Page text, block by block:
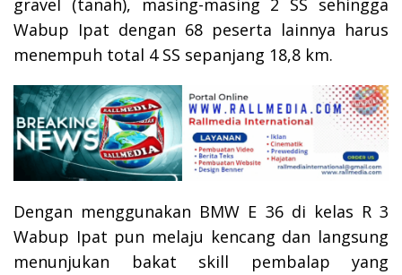
Wabup Ipat dengan 68 peserta lainnya harus
menempuh total 4 SS sepanjang 18,8 km.
Dengan menggunakan BMW E 36 di kelas R 3
Wabup Ipat pun melaju kencang dan langsung
menunjukan bakat skill pembalap yang